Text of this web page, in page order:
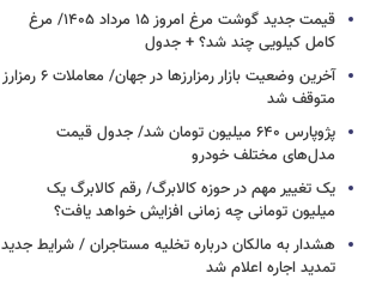
قیمت جدید گوشت مرغ امروز ۱۵ مرداد ۱۴۰۵/ مرغ
کامل کیلویی چند شد؟ + جدول
آخرین وضعیت بازار رمزارزها در جهان/ معاملات ۶ رمزارز
متوقف شد
پژوپارس ۶۴۰ میلیون تومان شد/ جدول قیمت
مدل‌های مختلف خودرو
یک تغییر مهم در حوزه کالابرگ/ رقم کالابرگ یک
میلیون تومانی چه زمانی افزایش خواهد یافت؟
هشدار به مالکان درباره تخلیه مستاجران / شرایط جدید
تمدید اجاره اعلام شد